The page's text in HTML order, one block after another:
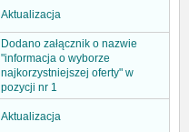
Aktualizacja
Dodano załącznik o nazwie
"informacja o wyborze
najkorzystniejszej oferty" w
pozycji nr 1
Aktualizacja